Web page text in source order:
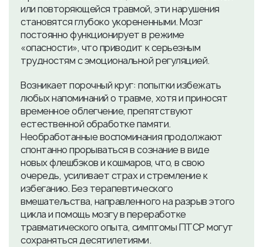
или повторяющейся травмой, эти нарушения
становятся глубоко укорененными. Мозг
постоянно функционирует в режиме
«опасности», что приводит к серьезным
трудностям с эмоциональной регуляцией.
Возникает порочный круг: попытки избежать
любых напоминаний о травме, хотя и приносят
временное облегчение, препятствуют
естественной обработке памяти.
Необработанные воспоминания продолжают
спонтанно прорываться в сознание в виде
новых флешбэков и кошмаров, что, в свою
очередь, усиливает страх и стремление к
избеганию. Без терапевтического
вмешательства, направленного на разрыв этого
цикла и помощь мозгу в переработке
травматического опыта, симптомы ПТСР могут
сохраняться десятилетиями.